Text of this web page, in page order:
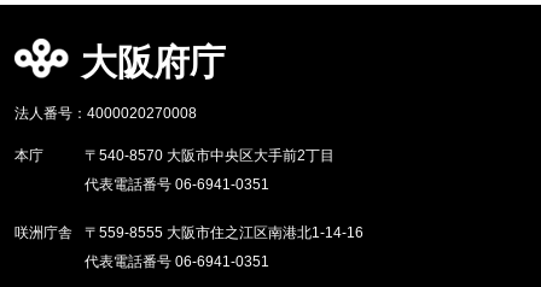
大阪府庁
法人番号：4000020270008
本庁
〒540-8570 大阪市中央区大手前2丁目
代表電話番号 06-6941-0351
咲洲庁舎
〒559-8555 大阪市住之江区南港北1-14-16
代表電話番号 06-6941-0351